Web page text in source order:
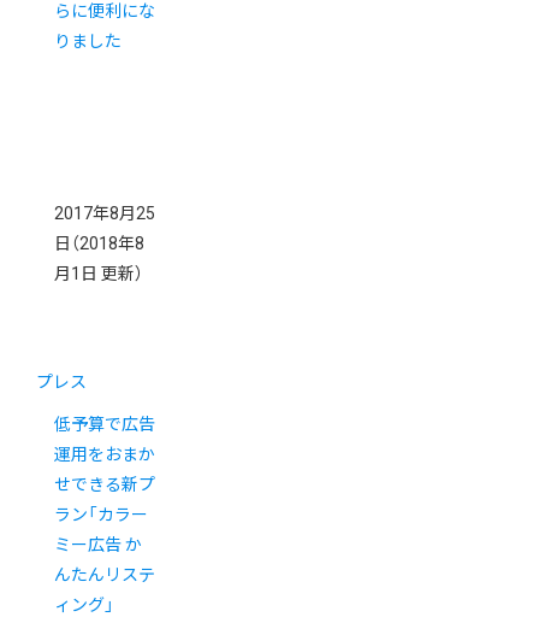
らに便利にな
りました
2017年8月25
日 （2018年8
月1日 更新）
プレス
低予算で広告
運用をおまか
せできる新プ
ラン「カラー
ミー広告 か
んたんリステ
ィング」